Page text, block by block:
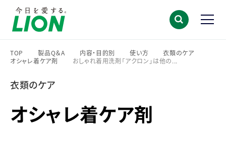
TOP
>
製品Q＆A
>
内容・目的別
>
使い方
>
衣類のケア
オシャレ着ケア剤
おしゃれ着用洗剤「アクロン」は他の...
衣類のケア
オシャレ着ケア剤